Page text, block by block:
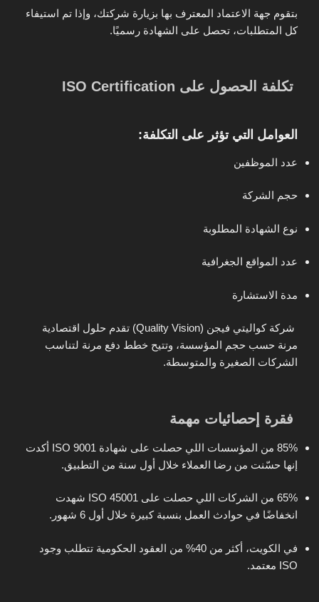
بتقوم جهة الاعتماد المعترف بها بزيارة شركتك، وإذا تم استيفاء
كل المتطلبات، تحصل على الشهادة رسميًا.
تكلفة الحصول على ISO Certification
العوامل التي تؤثر على التكلفة:
عدد الموظفين
حجم الشركة
نوع الشهادة المطلوبة
عدد المواقع الجغرافية
مدة الاستشارة
شركةكواليتي فيجن (Quality Vision)
تقدم حلول اقتصادية
مرنة حسب حجم المؤسسة، وتتيح خطط دفع مرنة لتناسب
الشركات الصغيرة والمتوسطة.
فقرة إحصائيات مهمة
85% من المؤسسات
اللي حصلت على شهادة ISO 9001 أكدت
إنها حسّنت من رضا العملاء خلال أول سنة من التطبيق.
65% من الشركات
اللي حصلت على ISO 45001 شهدت
انخفاضًا في حوادث العمل بنسبة كبيرة خلال أول 6 شهور.
في الكويت، أكثر من 40%
من العقود الحكومية تتطلب وجود
ISO معتمد.